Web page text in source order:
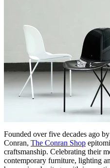
Founded over five decades ago
Conran, The Conran Shop
craftsmanship. Celebrating their
contemporary furniture, lighting